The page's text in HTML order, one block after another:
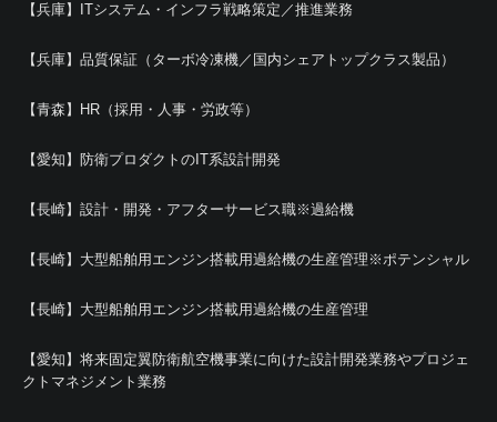
【兵庫】ITシステム・インフラ戦略策定／推進業務
【兵庫】品質保証（ターボ冷凍機／国内シェアトップクラス製品）
【青森】HR（採用・人事・労政等）
【愛知】防衛プロダクトのIT系設計開発
【長崎】設計・開発・アフターサービス職※過給機
【長崎】大型船舶用エンジン搭載用過給機の生産管理※ポテンシャル
【長崎】大型船舶用エンジン搭載用過給機の生産管理
【愛知】将来固定翼防衛航空機事業に向けた設計開発業務やプロジェ
クトマネジメント業務